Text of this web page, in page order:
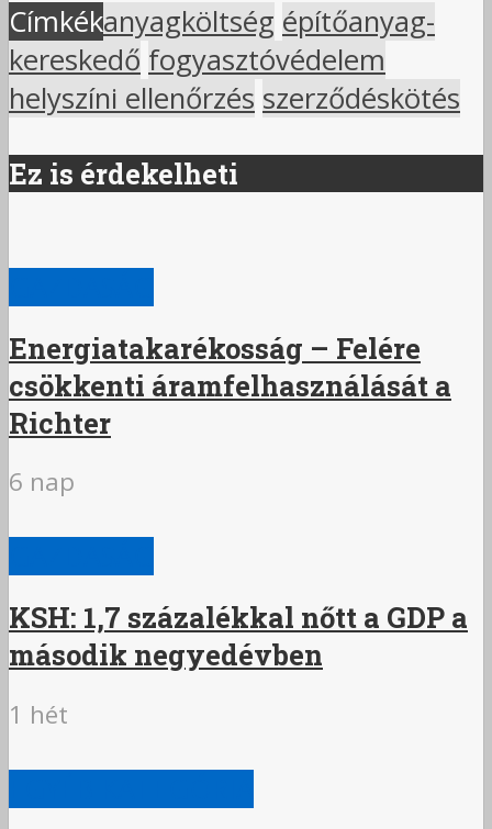
Címkékanyagköltség építőanyag-
kereskedő fogyasztóvédelem
helyszíni ellenőrzés szerződéskötés
Ez is érdekelheti
Energiatakarékosság – Felére
csökkenti áramfelhasználását a
Richter
6 nap
KSH: 1,7 százalékkal nőtt a GDP a
második negyedévben
1 hét